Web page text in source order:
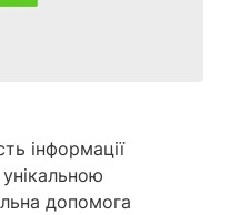
інформації
допомога